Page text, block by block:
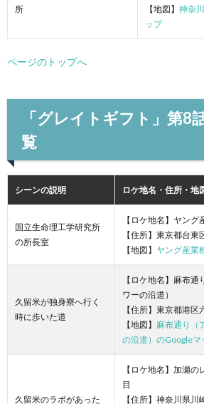
所
【地図】 神奈
ップ
ページのトップへ
「グレイトギフト」第8
覧
シーンの説明 ロケ地名・住所・地
国立生命理工学研究所
の所長室
【ロケ地名】ヤング
【住所】東京都台
【地図】 ヤング産業
久留米が独身寮へ行く
時に歩いた道
【ロケ地名】麻布
ワーの沿道）
【住所】東京都港区
【地図】 麻布通り（
の沿道）のGoogleマ
久留米のラボがあった
【ロケ地名】加瀬
目
【住所】神奈川県